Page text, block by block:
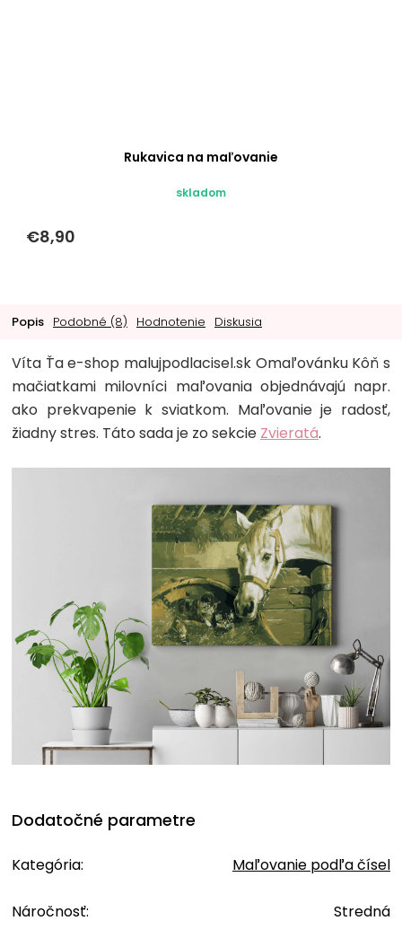
Rukavica na maľovanie
skladom
€8,90
Popis Podobné (8) Hodnotenie Diskusia
Víta Ťa e-shop malujpodlacisel.sk Omaľovánku Kôň s
mačiatkami milovníci maľovania objednávajú napr.
ako prekvapenie k sviatkom. Maľovanie je radosť,
žiadny stres. Táto sada je zo sekcie Zvieratá.
Dodatočné parametre
Kategória: Maľovanie podľa čísel
Náročnosť: Stredná